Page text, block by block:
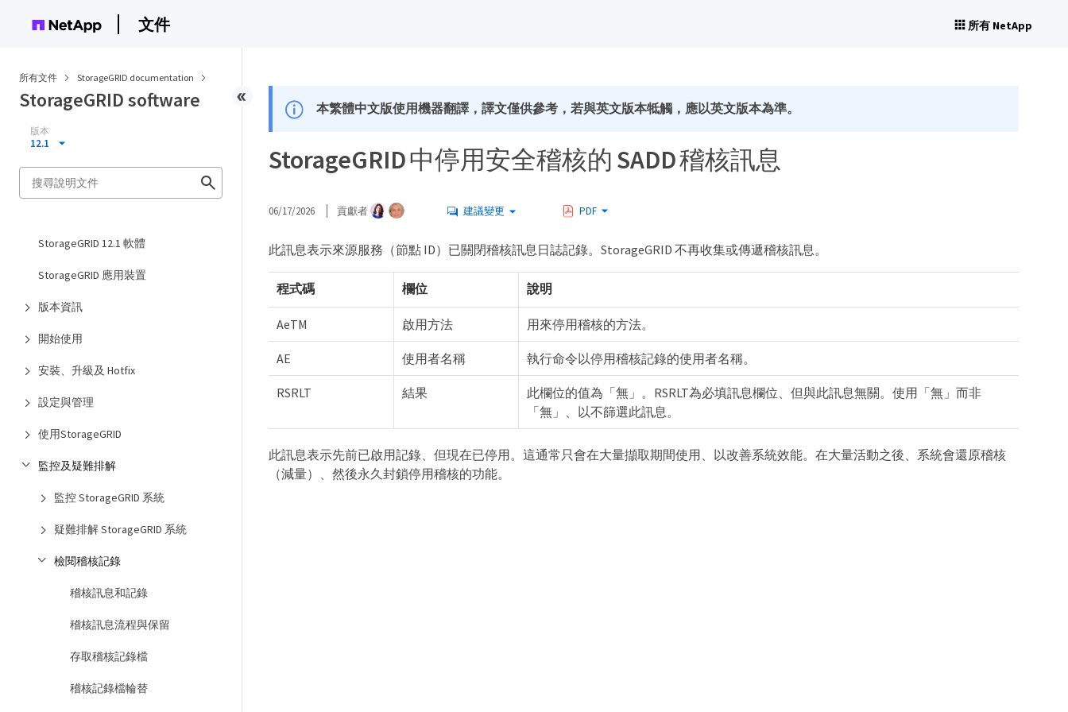
文件 所有 NetApp
所有文件 StorageGRID documentation
StorageGRID software
版本
12.1
StorageGRID 12.1 軟體
StorageGRID 應用裝置
版本資訊
開始使用
安裝、升級及 Hotfix
設定與管理
使用StorageGRID
監控及疑難排解
監控 StorageGRID 系統
疑難排解 StorageGRID 系統
檢閱稽核記錄
稽核訊息和記錄
稽核訊息流程與保留
存取稽核記錄檔
稽核記錄檔輪替
本繁體中文版使用機器翻譯，譯文僅供參考，若與英文版本牴觸，應以英文版本為準。
StorageGRID 中停用安全稽核的 SADD 稽核訊息
06/17/2026 貢獻者 建議變更 PDF
此訊息表示來源服務（節點 ID）已關閉稽核訊息日誌記錄。StorageGRID 不再收集或傳遞稽核訊息。
程式碼 欄位 說明
AeTM 啟用方法 用來停用稽核的方法。
AE 使用者名稱 執行命令以停用稽核記錄的使用者名稱。
RSRLT 結果
此欄位的值為「無」。RSRLT為必填訊息欄位、但與此訊息無關。使用「無」而非
「無」、以不篩選此訊息。
此訊息表示先前已啟用記錄、但現在已停用。這通常只會在大量擷取期間使用、以改善系統效能。在大量活動之後、系統會還原稽核
（減量）、然後永久封鎖停用稽核的功能。